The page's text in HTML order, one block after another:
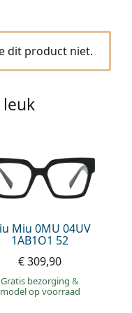
dit product niet.
Miu 0MU 04UV
1AB1O1 52
€ 309,90
Gratis bezorging&
model op voorraad